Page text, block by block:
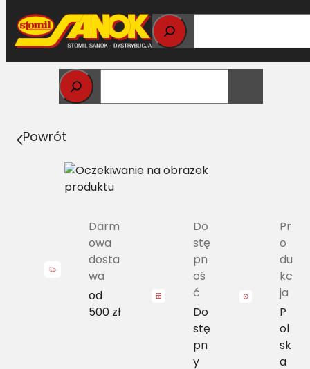
Przejdź
do
treści
Strona główna>
klasyczny LA 340433195 L=L
Powrót
Darm
owa
dosta
wa
od
500 zł
Do
stę
pn
oś
ć
Do
stę
pn
y
Pr
o
du
kc
ja
P
ol
sk
a